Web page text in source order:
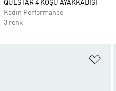
QUESTAR 4 KOŞU AYAKKABISI
Kadın Performance
3 renk